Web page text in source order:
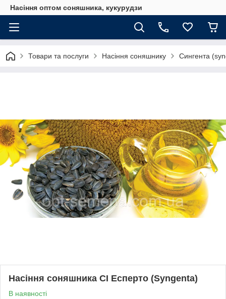
Насіння оптом соняшника, кукурудзи
Товари та послуги Насіння соняшнику Сингента
Насіння соняшника СІ Есперто (Syngenta)
В наявності